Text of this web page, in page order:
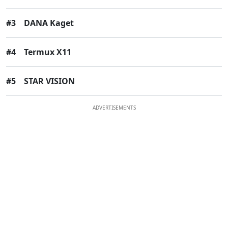
#3 DANA Kaget
#4 Termux X11
#5 STAR VISION
ADVERTISEMENTS